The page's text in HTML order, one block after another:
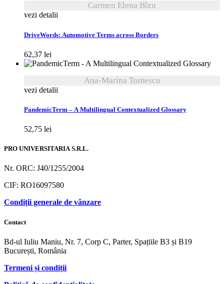
Carmen Elena Bîzu
vezi detalii
DriveWords: Automotive Terms across Borders
62,37 lei
Ana-Marina Tomescu
vezi detalii
PandemicTerm – A Multilingual Contextualized Glossary
52,75 lei
PRO UNIVERSITARIA S.R.L.
Nr. ORC: J40/1255/2004
CIF: RO16097580
Condiții generale de vânzare
Contact
Bd-ul Iuliu Maniu, Nr. 7, Corp C, Parter, Spațiile B3 și B19
București, România
Termeni și condiții